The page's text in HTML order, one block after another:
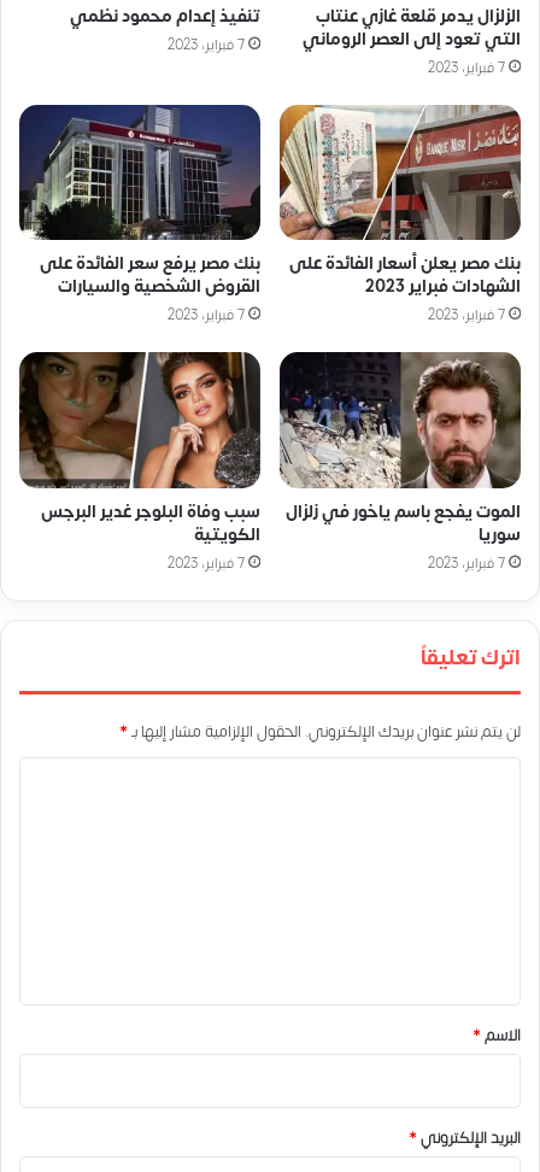
الزلزال يدمر قلعة غازي عنتاب
التي تعود إلى العصر الروماني
7 فبراير، 2023
تنفيذ إعدام محمود نظمي
7 فبراير، 2023
بنك مصر يعلن أسعار الفائدة على
الشهادات فبراير 2023
7 فبراير، 2023
بنك مصر يرفع سعر الفائدة على
القروض الشخصية والسيارات
7 فبراير، 2023
الموت يفجع باسم ياخور في زلزال
سوريا
7 فبراير، 2023
سبب وفاة البلوجر غدير البرجس
الكويتية
7 فبراير، 2023
اترك تعليقاً
لن يتم نشر عنوان بريدك الإلكتروني. الحقول الإلزامية مشار إليها بـ*
*
الاسم*
البريد الإلكتروني*